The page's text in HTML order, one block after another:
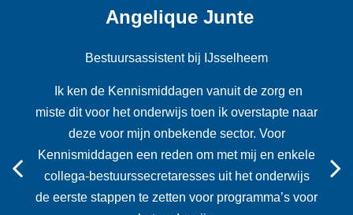
Angelique Junte
Bestuursassistent bij IJsselheem
Ik ken de Kennismiddagen vanuit de zorg en
miste dit voor het onderwijs toen ik overstapte naar
deze voor mijn onbekende sector. Voor
Kennismiddagen een reden om met mij en enkele
collega-bestuurssecretaresses uit het onderwijs
de eerste stappen te zetten voor programma’s voor
Previous